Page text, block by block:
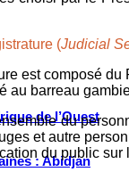
de l’Ouest
: Abidjan
(Judicial
est composé
au barreau
du
et autre
du public